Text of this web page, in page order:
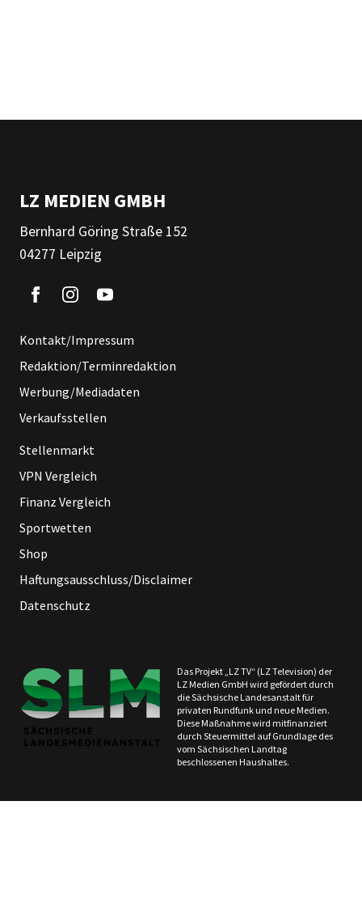
LZ MEDIEN GMBH
Bernhard Göring Straße 152
04277 Leipzig
Kontakt/Impressum
Redaktion/Terminredaktion
Werbung/Mediadaten
Verkaufsstellen
Stellenmarkt
VPN Vergleich
Finanz Vergleich
Sportwetten
Shop
Haftungsausschluss/Disclaimer
Datenschutz
Das Projekt „LZ TV“ (LZ Television) der
LZ Medien GmbH wird gefördert durch
die Sächsische Landesanstalt für
privaten Rundfunk und neue Medien.
Diese Maßnahme wird mitfinanziert
durch Steuermittel auf Grundlage des
vom Sächsischen Landtag
beschlossenen Haushaltes.